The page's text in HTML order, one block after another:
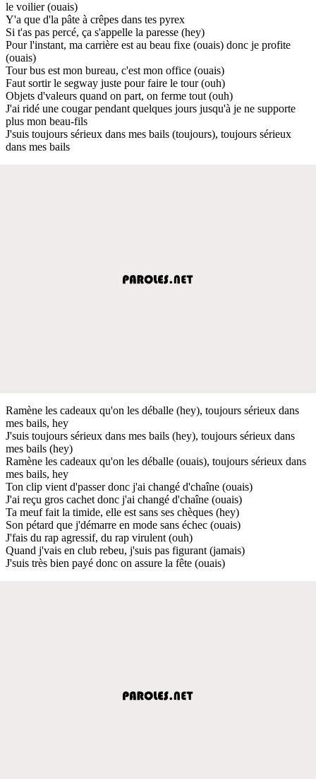
le voilier (ouais)
Y'a que d'la pâte à crêpes dans tes pyrex
Si t'as pas percé, ça s'appelle la paresse (hey)
Pour l'instant, ma carrière est au beau fixe (ouais) donc je profite
(ouais)
Tour bus est mon bureau, c'est mon office (ouais)
Faut sortir le segway juste pour faire le tour (ouh)
Objets d'valeurs quand on part, on ferme tout (ouh)
J'ai ridé une cougar pendant quelques jours jusqu'à je ne supporte
plus mon beau-fils
J'suis toujours sérieux dans mes bails (toujours), toujours sérieux
dans mes bails
Ramène les cadeaux qu'on les déballe (hey), toujours sérieux dans
mes bails, hey
J'suis toujours sérieux dans mes bails (hey), toujours sérieux dans
mes bails (hey)
Ramène les cadeaux qu'on les déballe (ouais), toujours sérieux dans
mes bails, hey
Ton clip vient d'passer donc j'ai changé d'chaîne (ouais)
J'ai reçu gros cachet donc j'ai changé d'chaîne (ouais)
Ta meuf fait la timide, elle est sans ses chèques (hey)
Son pétard que j'démarre en mode sans échec (ouais)
J'fais du rap agressif, du rap virulent (ouh)
Quand j'vais en club rebeu, j'suis pas figurant (jamais)
J'suis très bien payé donc on assure la fête (ouais)